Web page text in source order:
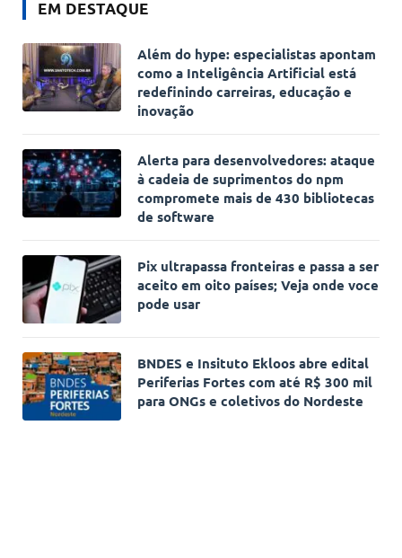
EM DESTAQUE
Além do hype: especialistas apontam
como a Inteligência Artificial está
redefinindo carreiras, educação e
inovação
Alerta para desenvolvedores: ataque
à cadeia de suprimentos do npm
compromete mais de 430 bibliotecas
de software
Pix ultrapassa fronteiras e passa a ser
aceito em oito países; Veja onde voce
pode usar
BNDES e Insituto Ekloos abre edital
Periferias Fortes com até R$ 300 mil
para ONGs e coletivos do Nordeste